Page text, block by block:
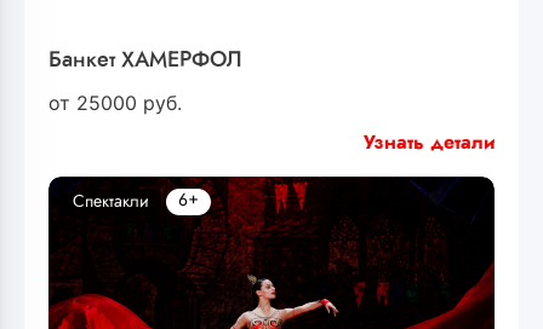
Банкет ХАМЕРФОЛ
от 25000 руб.
Узнать детали
Спектакли 6+